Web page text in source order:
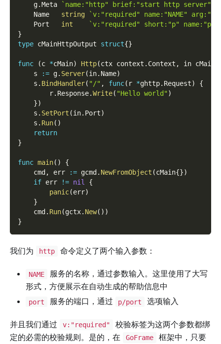
    g
.Meta
`name:"http" brief:"start http server"`
    Name
string
`v:"required" name:"NAME"
    Port
int
`v:"required" short:"p"
}
type cMainHttpOutput struct{}
func (c *cMain) Http(ctx context . Context ,
in
    s
:= g. Server(in. Name)
    s
. BindHandler( "/" , func( r *ghttp. Request)
{
        r
. Response.Write( "Hello world")
})
    s
. SetPort (in. Port)
    s
. Run( )
return
}
func main( )
{
    cmd
, err := gcmd . NewFromObject (cMain{})
if err != nil
{
panic(err)
}
    cmd
. Run(gctx. New( ) )
}
我们为 http 命令定义了两个输入参数：
NAME
服务的名称，通过参数输入。这里使用了大写
形式，方便展示在自动生成的帮助信息中
port 服务的端口，通过 p/port 选项输入
并且我们通过 v:"required"
校验标签为这两个参数都绑
定的必需的校验规则。是的，在
GoFrame
框架中，只要